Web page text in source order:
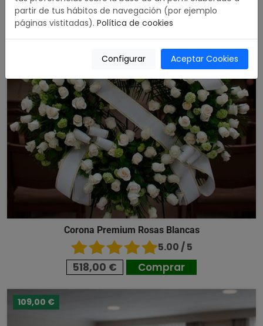
Corona Premium Rosas Blancas
5.00 / 5
518,00 € Comprar
109,00 €
partir de tus hábitos de navegación (por ejemplo
páginas vistitadas). Política de cookies
Configurar Aceptar Cookies